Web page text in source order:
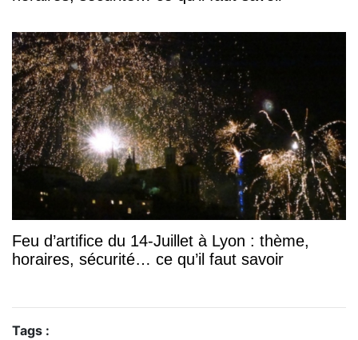
Feu d’artifice du 14-Juillet à Lyon : thème,
horaires, sécurité… ce qu’il faut savoir
Tags :